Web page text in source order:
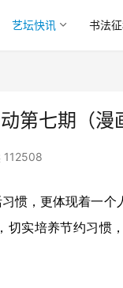
艺坛快讯 书法
第七期（漫
112508
惯，更体现着一
实培养节约习惯